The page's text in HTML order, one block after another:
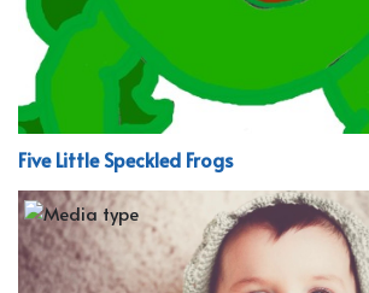
Five Little Speckled Frogs